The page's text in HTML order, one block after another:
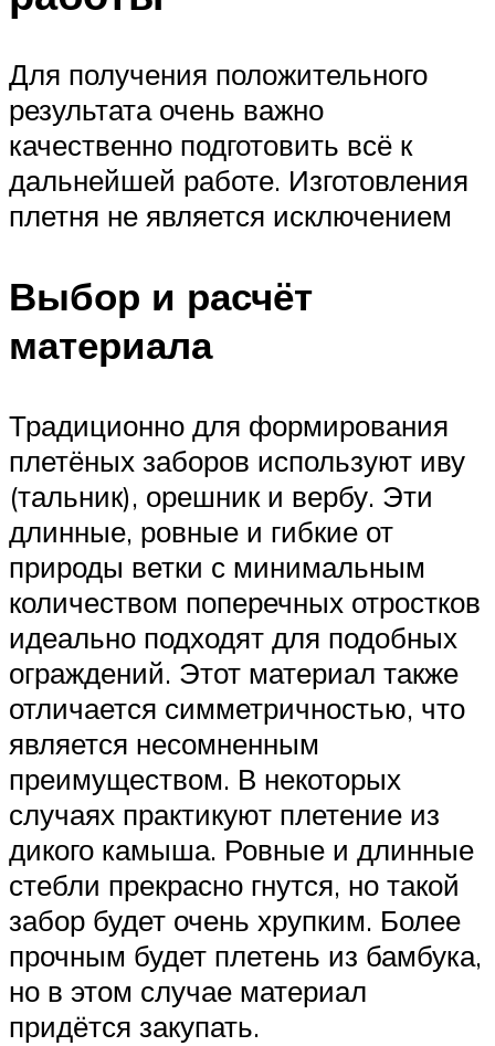
Для получения положительного
результата очень важно
качественно подготовить всё к
дальнейшей работе. Изготовления
плетня не является исключением
Выбор и расчёт
материала
Традиционно для формирования
плетёных заборов используют иву
(тальник), орешник и вербу. Эти
длинные, ровные и гибкие от
природы ветки с минимальным
количеством поперечных отростков
идеально подходят для подобных
ограждений. Этот материал также
отличается симметричностью, что
является несомненным
преимуществом. В некоторых
случаях практикуют плетение из
дикого камыша. Ровные и длинные
стебли прекрасно гнутся, но такой
забор будет очень хрупким. Более
прочным будет плетень из бамбука,
но в этом случае материал
придётся закупать.